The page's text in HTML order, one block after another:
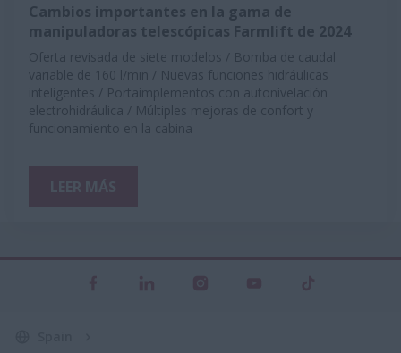
Cambios importantes en la gama de
manipuladoras telescópicas Farmlift de 2024
Oferta revisada de siete modelos / Bomba de caudal
variable de 160 l/min / Nuevas funciones hidráulicas
inteligentes / Portaimplementos con autonivelación
electrohidráulica / Múltiples mejoras de confort y
funcionamiento en la cabina